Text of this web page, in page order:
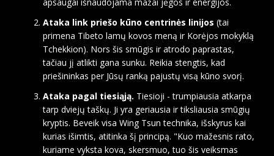
Ataka link priešo kūno centrinės linijos (tai
primena Tibeto lamų kovos meną ir Korėjos mokyklą
Tchekkion). Nors šis smūgis ir atrodo paprastas,
tačiau jį atlikti gana sunku. Reikia stengtis, kad
priešininkas per Jūsų ranką pajustų visą kūno svorį.
Ataka pagal tiesiąją. Tiesioji - trumpiausia atkarpa
tarp dviejų taškų. Ji yra geriausia ir tiksliausia smūgių
kryptis. Beveik visa Wing Tsun technika, išskyrus kai
kurias išimtis, atitinka šį principą. "Kuo mažesnis rato,
kuriame vyksta kova, skersmuo, tuo šis veiksmas